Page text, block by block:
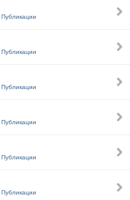
Публикации
Публикации
Публикации
Публикации
Публикации
Публикации